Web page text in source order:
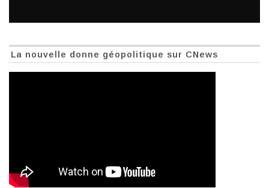
La nouvelle donne géopolitique sur CNews